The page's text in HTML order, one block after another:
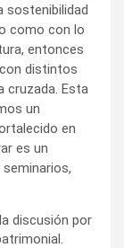
sostenibilidad
como con lo
entonces
distintos
cruzada. Esta
un
en
es un
discusión por